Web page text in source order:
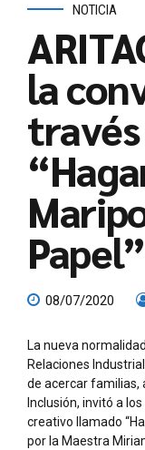
NOTICIA
la
Papel”
08/07/2020
La nueva
Relaciones
de acercar familias,
Inclusión, invitó a
creativo llamado
por la Maestra